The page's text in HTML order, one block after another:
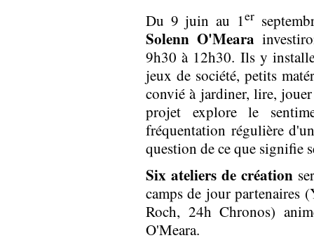
Du 9 juin au 1er
Solenn O'Meara
9h30 à 12h30. Ils y
jeux de société, petits
convié à jardiner, lire,
projet explore le
fréquentation régulière
question de ce que signifie
Six ateliers de création
camps de jour partenaires
Roch, 24h Chronos)
O'Meara.